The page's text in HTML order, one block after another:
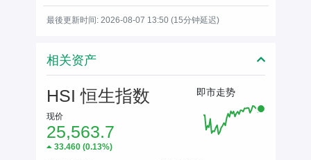
最後更新时间: 2026-08-07 13:50 (15分钟延迟)
相关资产
HSI 恒生指数
现价
25,563.7
33.460(0.13%)
即市走势